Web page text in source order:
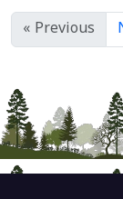
« Previous